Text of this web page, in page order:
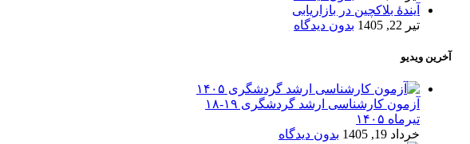
آیندۀ بلاکچین در بازاریابی
تیر 22, 1405
بدون دیدگاه
آخرین ویدیو
آزمون کارشناسی ارشد گردشگری ۱۹-۱۸
تیرماه ۱۴۰۵
خرداد 19, 1405
بدون دیدگاه